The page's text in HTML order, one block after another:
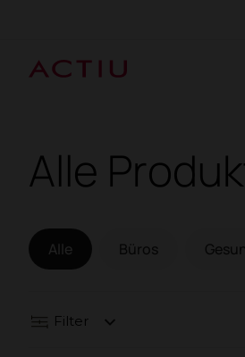
Alle
Alle Büros
Filter